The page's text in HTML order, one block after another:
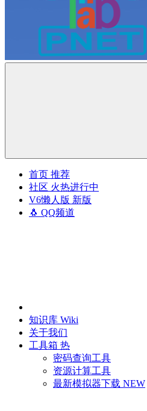
首页 推荐
社区 火热进行中
V6懒人版 新版
🐧 QQ频道
知识库 Wiki
关于我们
工具箱 热
密码查询工具
资源计算工具
最新模拟器下载 NEW